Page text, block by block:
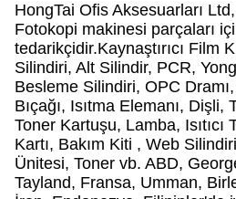
HongTai Ofis Aksesuarları
Fotokopi makinesi parçaları
tedarikçidir.Kaynaştırıcı Film
Silindiri, Alt Silindir, PCR,
Besleme Silindiri, OPC
Bıçağı, Isıtma Elemanı, Dişli,
Toner Kartuşu, Lamba, Isıtıcı
Kartı, Bakım Kiti , Web
Ünitesi, Toner vb. ABD,
Tayland, Fransa, Umman,